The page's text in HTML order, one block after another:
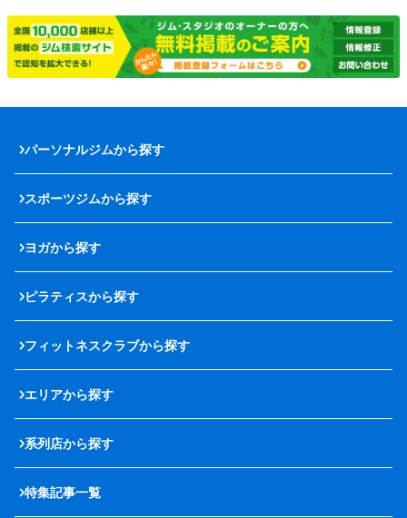
パーソナルジムから探す
スポーツジムから探す
ヨガから探す
ピラティスから探す
フィットネスクラブから探す
エリアから探す
系列店から探す
特集記事一覧